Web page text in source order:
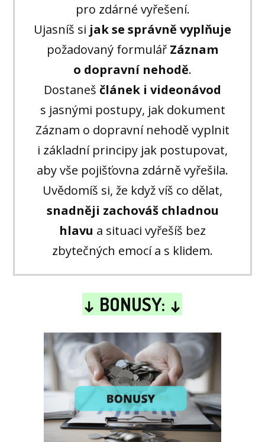
pro zdárné vyřešení.
Ujasníš si jak se správně vyplňuje
požadovaný formulář Záznam
o dopravní nehodě.
Dostaneš článek i videonávod
s jasnými postupy, jak dokument
Záznam o dopravní nehodě vyplnit
i základní principy jak postupovat,
aby vše pojišťovna zdárně vyřešila.
Uvědomíš si, že když víš co dělat,
snadněji zachováš chladnou
hlavu a situaci vyřešíš bez
zbytečných emocí a s klidem.
↓ BONUSY: ↓